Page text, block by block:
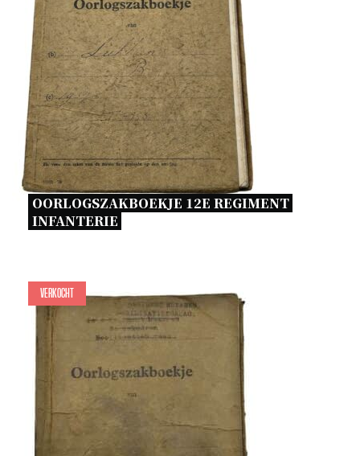
OORLOGSZAKBOEKJE 12E REGIMENT
INFANTERIE
Verkocht